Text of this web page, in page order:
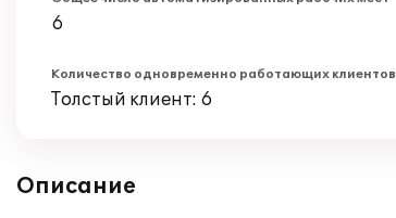
6
Количество одновременно работающих клиентов
Толстый клиент: 6
Описание